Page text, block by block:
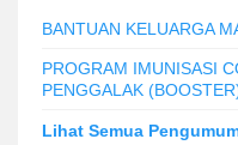
BANTUAN KELUARGA
PROGRAM IMUNISASI
PENGGALAK
Lihat Semua